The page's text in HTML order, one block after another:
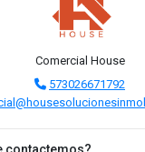
Comercial House
573026671792